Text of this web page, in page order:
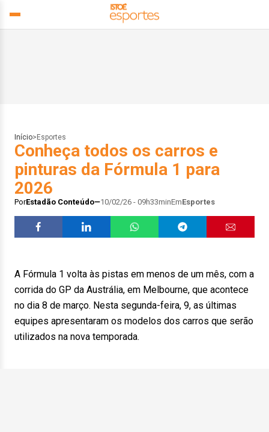
Início> Esportes
Conheça todos os carros e
pinturas da Fórmula 1 para
2026
PorEstadão Conteúdo 10/02/26 - 09h33minEmEsportes
A Fórmula 1 volta às pistas em menos de um mês, com a
corrida do GP da Austrália, em Melbourne, que acontece
no dia 8 de março. Nesta segunda-feira, 9, as últimas
equipes apresentaram os modelos dos carros que serão
utilizados na nova temporada.